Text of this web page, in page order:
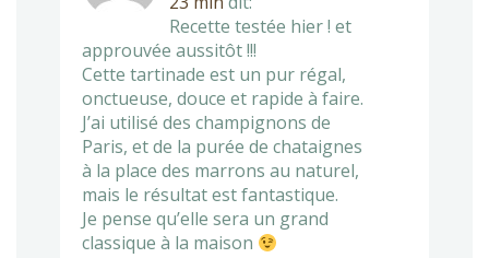
Recette testée hier ! et
approuvée aussitôt !!!
Cette tartinade est un pur régal,
onctueuse, douce et rapide à faire.
J’ai utilisé des champignons de
Paris, et de la purée de chataignes
à la place des marrons au naturel,
mais le résultat est fantastique.
Je pense qu’elle sera un grand
classique à la maison